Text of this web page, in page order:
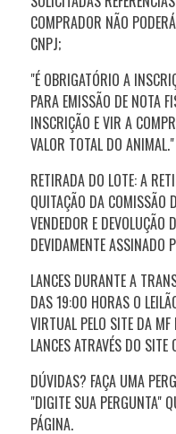
COMPRADOR NÃO
CNPJ;
"É OBRIGATÓRIO A
PARA EMISSÃO DE NOTA
INSCRIÇÃO E VIR A
VALOR TOTAL DO ANIMAL."
RETIRADA DO LOTE: A
QUITAÇÃO DA COMISSÃO
VENDEDOR E DEVOLUÇÃO
DEVIDAMENTE ASSINADO
LANCES DURANTE A
DAS 19:00 HORAS O
VIRTUAL PELO SITE DA MF
LANCES ATRAVÉS DO SITE
DÚVIDAS? FAÇA UMA
"DIGITE SUA PERGUNTA"
PÁGINA.